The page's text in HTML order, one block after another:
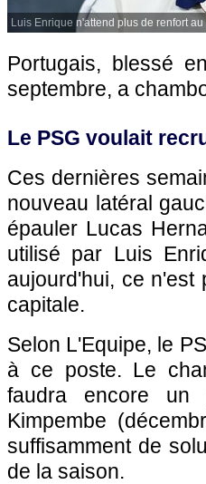
Luis Enrique n'attend plus de renfort
Portugais, blessé
septembre, a
Le PSG voulait
Ces dernières
nouveau latéral
épauler Lucas
utilisé par Luis
aujourd'hui, ce
capitale.
Selon L'Equipe, le
à ce poste. Le
faudra encore un
Kimpembe
suffisamment de
de la saison.